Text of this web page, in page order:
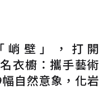
峭壁」，打開
衣櫥：攜手藝術
自然意象，化岩